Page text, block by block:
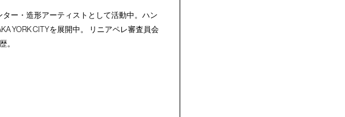
ター・造形アーティストとして活動中。ハン
YORK CITYを展開中。 リニアペレ審査員会
。